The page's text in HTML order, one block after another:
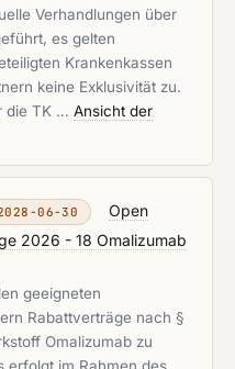
Verhandlungen über
es gelten
Krankenkassen
keine Exklusivität zu.
die TK … Ansicht der
06-30
Open
2026 - 18 Omalizumab
geeigneten
Rabattverträge nach §
Omalizumab zu